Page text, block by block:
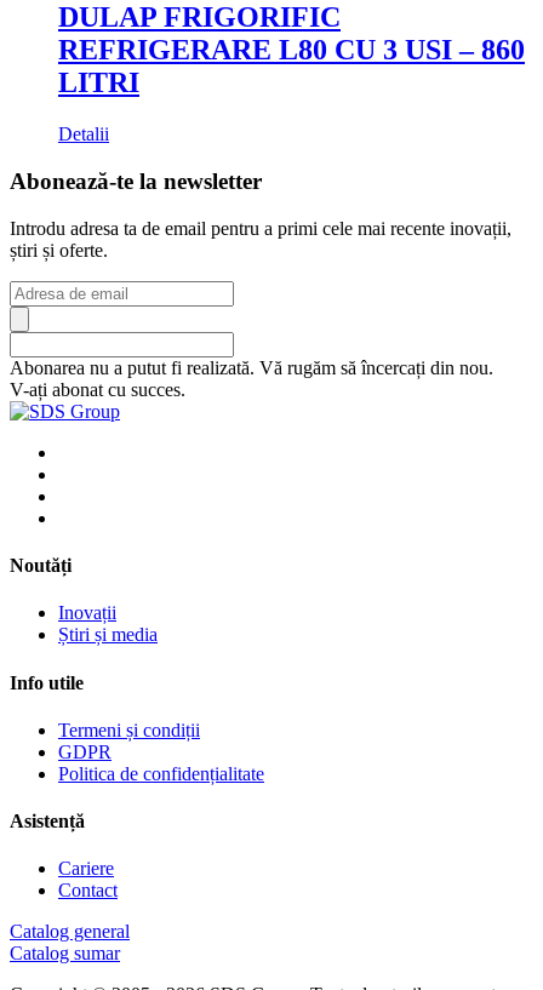
DULAP FRIGORIFIC
REFRIGERARE L80 CU 3 USI – 860
LITRI
Detalii
Abonează-te la newsletter
Introdu adresa ta de email pentru a primi cele mai recente inovații,
știri și oferte.
Abonarea nu a putut fi realizată. Vă rugăm să încercați din nou.
V-ați abonat cu succes.
Noutăți
Inovații
Știri și media
Info utile
Termeni și condiții
GDPR
Politica de confidențialitate
Asistență
Cariere
Contact
Catalog general
Catalog sumar